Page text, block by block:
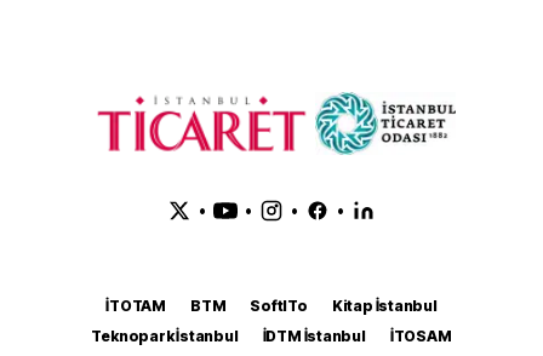
• • • •
İTOTAM BTM SoftITo
Kitap İstanbul
Teknopark İstanbul
İDTM İstanbul
İTOSAM